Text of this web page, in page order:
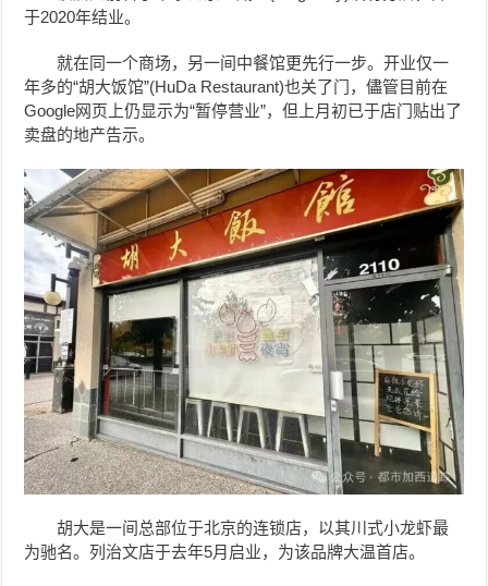
于2020年结业。
就在同一个商场，另一间中餐馆更先行一步。开业仅一
年多的“胡大饭馆”(HuDa Restaurant)也关了门，儘管目前在
Google网页上仍显示为“暂停营业”，但上月初已于店门贴出了
卖盘的地产告示。
胡大是一间总部位于北京的连锁店，以其川式小龙虾最
为驰名。列治文店于去年5月启业，为该品牌大温首店。